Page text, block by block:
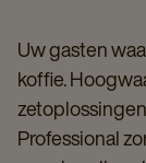
Uw gasten
koffie.
Professional